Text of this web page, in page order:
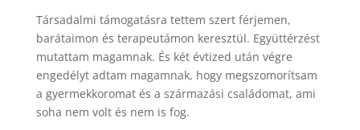
Társadalmi támogatásra tettem szert férjemen,
barátaimon és terapeutámon keresztül. Együttérzést
mutattam magamnak. És két évtized után végre
engedélyt adtam magamnak, hogy megszomorítsam
a gyermekkoromat és a származási családomat, ami
soha nem volt és nem is fog.